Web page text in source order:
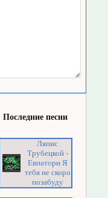
Последние песни
Ляпис
Трубецкой -
Евпатори Я
тебя не скоро
позабуду